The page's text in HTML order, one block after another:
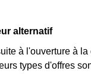
alternatif
à l'ouverture à
types d'offres